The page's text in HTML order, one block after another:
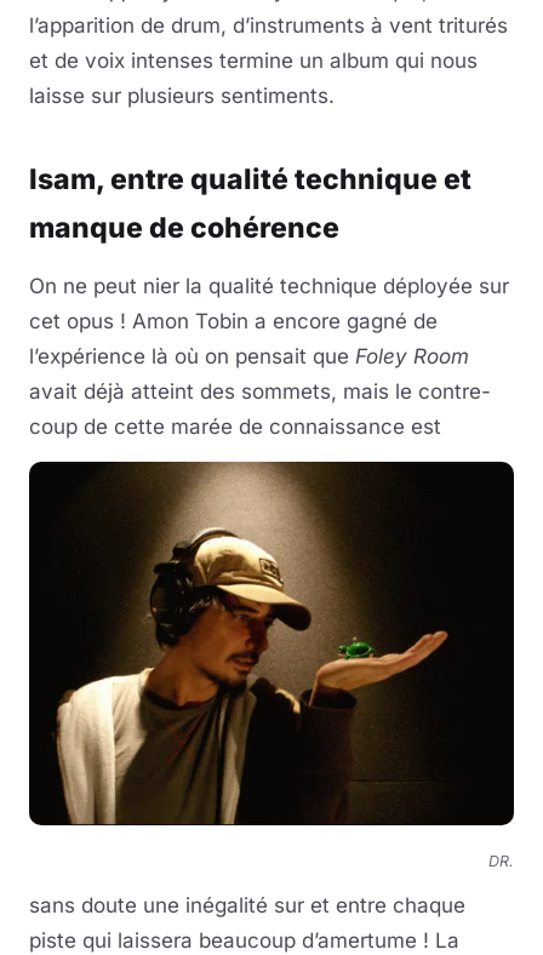
l’apparition de drum, d’instruments à vent triturés
et de voix intenses termine un album qui nous
laisse sur plusieurs sentiments.
Isam, entre qualité technique et
manque de cohérence
On ne peut nier la qualité technique déployée sur
cet opus ! Amon Tobin a encore gagné de
l’expérience là où on pensait que Foley Room
avait déjà atteint des sommets, mais le contre-
coup de cette marée de connaissance est
DR.
sans doute une inégalité sur et entre chaque
piste qui laissera beaucoup d’amertume ! La